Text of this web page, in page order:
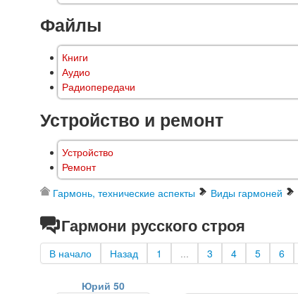
Файлы
Книги
Аудио
Радиопередачи
Устройство и ремонт
Устройство
Ремонт
Гармонь, технические аспекты Виды гармоней
Гармони русского строя
В начало Назад 1 ... 3 4 5 6
Юрий 50